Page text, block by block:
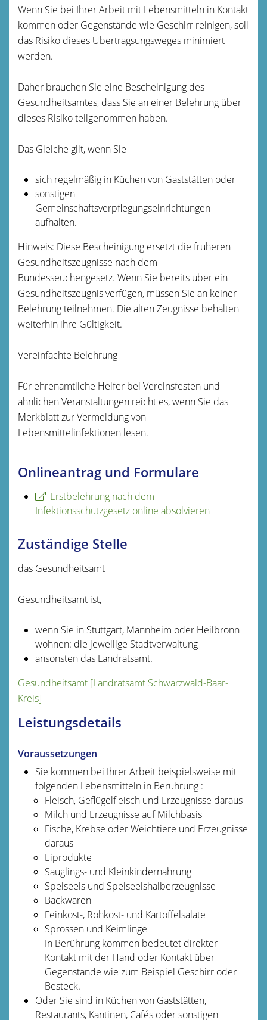
Wenn Sie bei Ihrer Arbeit mit Lebensmitteln in Kontakt
kommen oder Gegenstände wie Geschirr reinigen, soll
das Risiko dieses Übertragsungsweges minimiert
werden.
Daher brauchen Sie eine Bescheinigung des
Gesundheitsamtes, dass Sie an einer Belehrung über
dieses Risiko teilgenommen haben.
Das Gleiche gilt, wenn Sie
sich regelmäßig in Küchen von Gaststätten oder
sonstigen
Gemeinschaftsverpflegungseinrichtungen
aufhalten.
Hinweis: Diese Bescheinigung ersetzt die früheren
Gesundheitszeugnisse nach dem
Bundesseuchengesetz. Wenn Sie bereits über ein
Gesundheitszeugnis verfügen, müssen Sie an keiner
Belehrung teilnehmen. Die alten Zeugnisse behalten
weiterhin ihre Gültigkeit.
Vereinfachte Belehrung
Für ehrenamtliche Helfer bei Vereinsfesten und
ähnlichen Veranstaltungen reicht es, wenn Sie das
Merkblatt zur Vermeidung von
Lebensmittelinfektionen lesen.
Onlineantrag und Formulare
Erstbelehrung nach dem
Infektionsschutzgesetz online absolvieren
Zuständige Stelle
das Gesundheitsamt
Gesundheitsamt ist,
wenn Sie in Stuttgart, Mannheim oder Heilbronn
wohnen: die jeweilige Stadtverwaltung
ansonsten das Landratsamt.
Gesundheitsamt [Landratsamt Schwarzwald-Baar-
Kreis]
Leistungsdetails
Voraussetzungen
Sie kommen bei Ihrer Arbeit beispielsweise mit
folgenden Lebensmitteln in Berührung :
Fleisch, Geflügelfleisch und Erzeugnisse daraus
Milch und Erzeugnisse auf Milchbasis
Fische, Krebse oder Weichtiere und Erzeugnisse
daraus
Eiprodukte
Säuglings- und Kleinkindernahrung
Speiseeis und Speiseeishalberzeugnisse
Backwaren
Feinkost-, Rohkost- und Kartoffelsalate
Sprossen und Keimlinge
In Berührung kommen bedeutet direkter
Kontakt mit der Hand oder Kontakt über
Gegenstände wie zum Beispiel Geschirr oder
Besteck.
Oder Sie sind in Küchen von Gaststätten,
Restaurants, Kantinen, Cafés oder sonstigen